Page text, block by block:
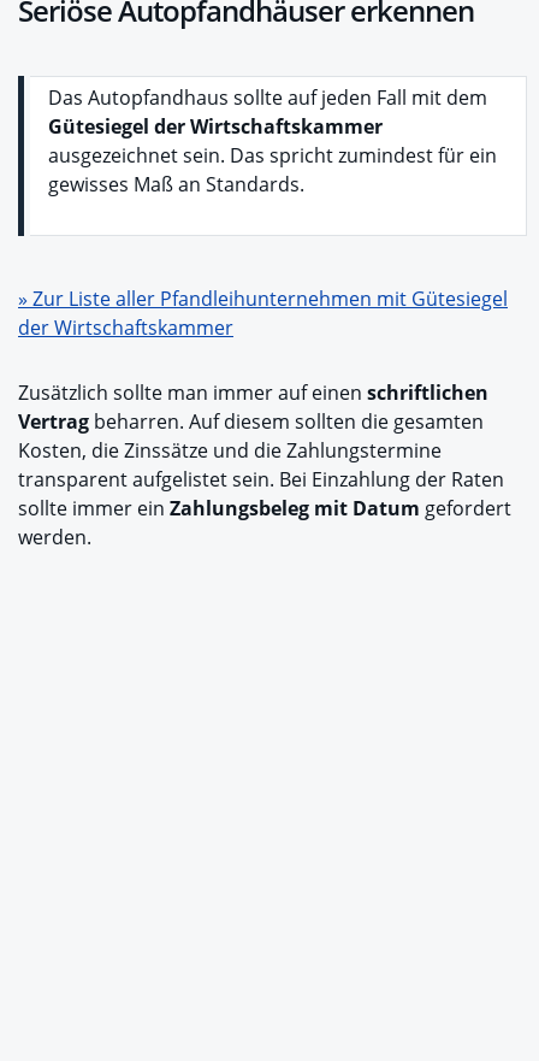
Seriöse Autopfandhäuser erkennen
Das Autopfandhaus sollte auf jeden Fall mit dem
Gütesiegel der Wirtschaftskammer
ausgezeichnet sein. Das spricht zumindest für ein
gewisses Maß an Standards.
» Zur Liste aller Pfandleihunternehmen mit Gütesiegel
der Wirtschaftskammer
Zusätzlich sollte man immer auf einen schriftlichen
Vertrag beharren. Auf diesem sollten die gesamten
Kosten, die Zinssätze und die Zahlungstermine
transparent aufgelistet sein. Bei Einzahlung der Raten
sollte immer ein Zahlungsbeleg mit Datum gefordert
werden.